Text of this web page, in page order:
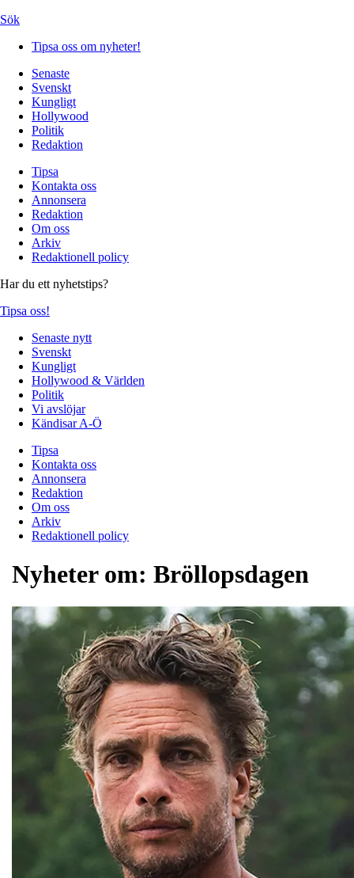
Sök
Tipsa oss om nyheter!
Senaste
Svenskt
Kungligt
Hollywood
Politik
Redaktion
Tipsa
Kontakta oss
Annonsera
Redaktion
Om oss
Arkiv
Redaktionell policy
Har du ett nyhetstips?
Tipsa oss!
Senaste nytt
Svenskt
Kungligt
Hollywood & Världen
Politik
Vi avslöjar
Kändisar A-Ö
Tipsa
Kontakta oss
Annonsera
Redaktion
Om oss
Arkiv
Redaktionell policy
Nyheter om: Bröllopsdagen